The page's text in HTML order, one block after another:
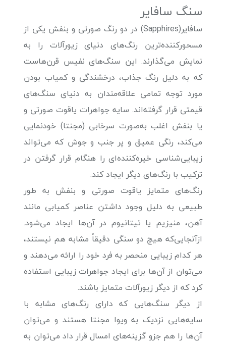
سنگ سافایر
سافایر(Sapphires) در دو رنگ صورتی و بنفش یکی از
مسحورکننده‌ترین رنگ‌های دنیای زیورآلات را به
نمایش می‌گذارند. این سنگ‌های نفیس قرن‌هاست
که به دلیل رنگ جذاب، درخشندگی و کمیاب بودن
مورد توجه تمامی علاقه‌مندان به دنیای سنگ‌های
قیمتی قرار گرفته‌اند. سایه جواهرات یاقوت صورتی و
یا بنفش اغلب به‌صورت سرخابی (مجنتا) خودنمایی
می‌کند، رنگی عمیق و پر جنب و جوش که می‌تواند
زیبایی‌شناسی خیره‌کننده‌ای را هنگام قرار گرفتن در
ترکیب با رنگ‌های دیگر ایجاد کند.
رنگ‌های متمایز یاقوت صورتی و بنفش به طور
طبیعی به دلیل وجود داشتن عناصر کمیابی مانند
آهن، منیزیم یا تیتانیوم در آن‌ها ایجاد می‌شود.
ازآنجایی‌که هیچ دو سنگی دقیقاً مشابه هم نیستند،
هر کدام زیبایی منحصر به فرد خود را ارائه می‌دهند و
می‌توان از آن‌ها برای ایجاد جواهرات زیبایی استفاده
کرد که از دیگر زیورآلات متمایز باشند.
از دیگر سنگ‌هایی که دارای رنگ‌های مشابه با
سایه‌هایی نزدیک به ویوا مجنتا هستند و می‌توان
آن‌ها را هم جزو گزینه‌های امسال قرار داد می‌توان به